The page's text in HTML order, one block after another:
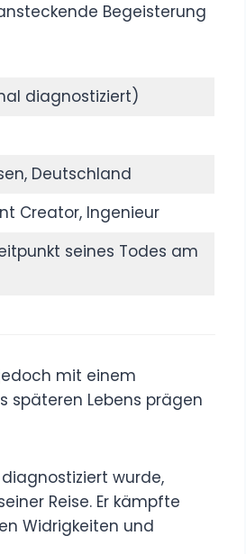
Begeisterung
diagnostiziert)
Deutschland
Creator, Ingenieur
seines Todes am
mit einem
späteren Lebens prägen
wurde,
Reise. Er kämpfte
Widrigkeiten und